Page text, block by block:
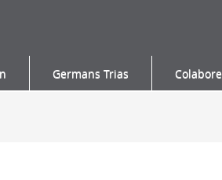
Germans Trias Colabore